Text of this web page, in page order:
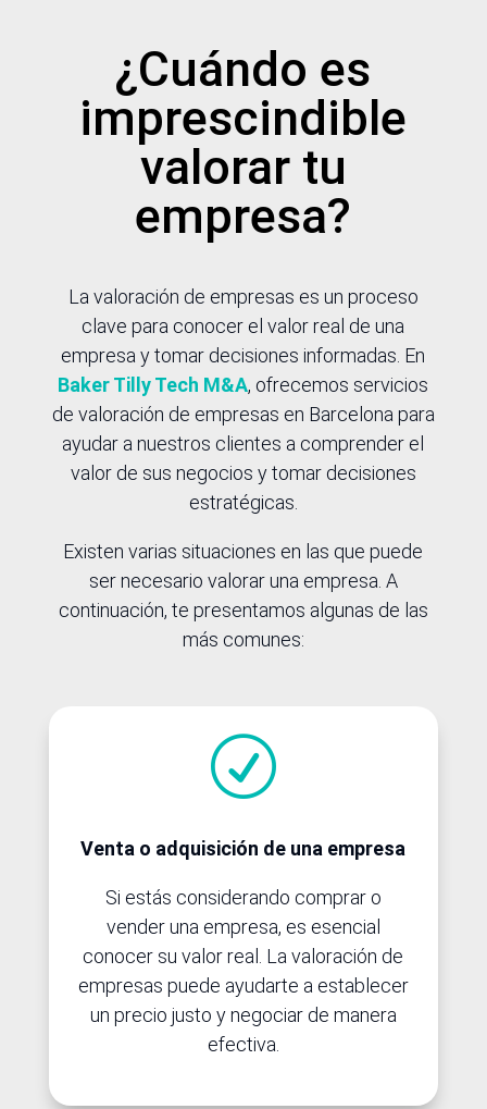
¿Cuándo es
imprescindible
valorar tu
empresa?
La valoración de empresas es un proceso
clave para conocer el valor real de una
empresa y tomar decisiones informadas. En
Baker Tilly Tech M&A, ofrecemos servicios
de valoración de empresas en Barcelona para
ayudar a nuestros clientes a comprender el
valor de sus negocios y tomar decisiones
estratégicas.
Existen varias situaciones en las que puede
ser necesario valorar una empresa. A
continuación, te presentamos algunas de las
más comunes:
R
Venta o adquisición de una empresa
Si estás considerando comprar o
vender una empresa, es esencial
conocer su valor real. La valoración de
empresas puede ayudarte a establecer
un precio justo y negociar de manera
efectiva.